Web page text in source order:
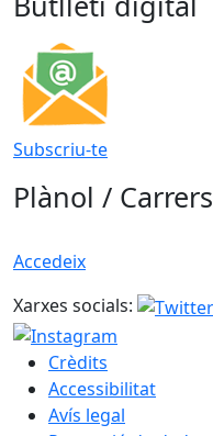
Subscriu-te
Plànol / Carrers
Accedeix
Xarxes socials:
Crèdits
Accessibilitat
Avís legal